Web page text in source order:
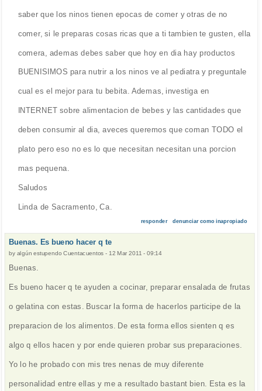
saber que los ninos tienen epocas de comer y otras de no
comer, si le preparas cosas ricas que a ti tambien te gusten, ella
comera, ademas debes saber que hoy en dia hay productos
BUENISIMOS para nutrir a los ninos ve al pediatra y preguntale
cual es el mejor para tu bebita. Ademas, investiga en
INTERNET sobre alimentacion de bebes y las cantidades que
deben consumir al dia, aveces queremos que coman TODO el
plato pero eso no es lo que necesitan necesitan una porcion
mas pequena.
Saludos
Linda de Sacramento, Ca.
responder denunciar como inapropiado
Buenas. Es bueno hacer q te
by algún estupendo Cuentacuentos - 12 Mar 2011 - 09:14
Buenas.
Es bueno hacer q te ayuden a cocinar, preparar ensalada de frutas
o gelatina con estas. Buscar la forma de hacerlos participe de la
preparacion de los alimentos. De esta forma ellos sienten q es
algo q ellos hacen y por ende quieren probar sus preparaciones.
Yo lo he probado con mis tres nenas de muy diferente
personalidad entre ellas y me a resultado bastant bien. Esta es la